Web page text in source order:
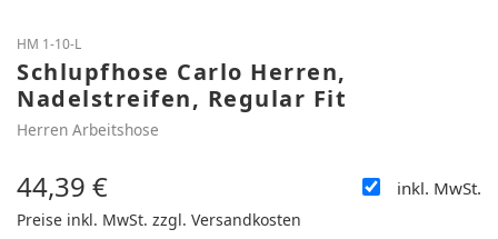
HM 1-10-L
Schlupfhose Carlo Herren,
Nadelstreifen, Regular Fit
Herren Arbeitshose
Regulärer Preis:
44,39 € inkl. MwSt.
Preise inkl. MwSt. zzgl. Versandkosten